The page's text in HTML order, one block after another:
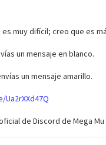
muy difícil; creo que es
un mensaje en blanco.
un mensaje amarillo.
de Discord de Mega